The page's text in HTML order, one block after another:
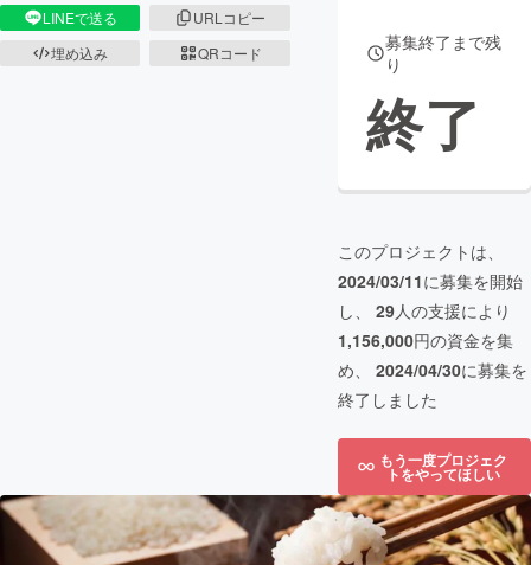
LINEで送る
URLコピー
埋め込み
QRコード
募集終了まで残
り
終了
このプロジェクトは、
2024/03/11に募集を開始
し、 29人の支援により
1,156,000円の資金を集
め、 2024/04/30に募集を
終了しました
もう一度プロジェク
トをやってほしい